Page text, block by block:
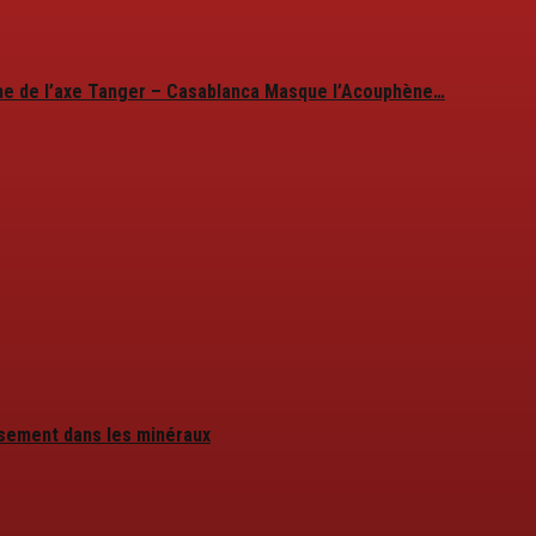
de l’axe Tanger – Casablanca Masque l’Acouphène…
dans les minéraux